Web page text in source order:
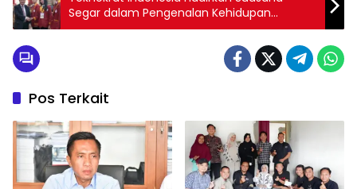
Segar dalam Pengenalan Kehidupan
Kampus Mahasiswa Baru 2024
Pos Terkait